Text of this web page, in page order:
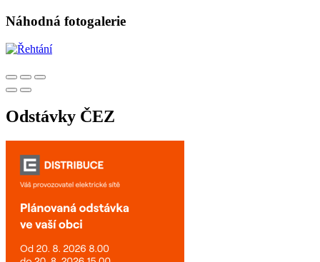
Náhodná fotogalerie
Odstávky ČEZ